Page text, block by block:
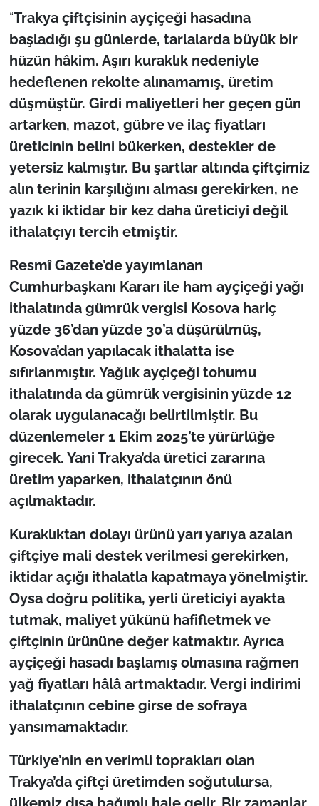
“Trakya çiftçisinin ayçiçeği hasadına
başladığı şu günlerde, tarlalarda büyük bir
hüzün hâkim. Aşırı kuraklık nedeniyle
hedeflenen rekolte alınamamış, üretim
düşmüştür. Girdi maliyetleri her geçen gün
artarken, mazot, gübre ve ilaç fiyatları
üreticinin belini bükerken, destekler de
yetersiz kalmıştır. Bu şartlar altında çiftçimiz
alın terinin karşılığını alması gerekirken, ne
yazık ki iktidar bir kez daha üreticiyi değil
ithalatçıyı tercih etmiştir.
Resmî Gazete’de yayımlanan
Cumhurbaşkanı Kararı ile ham ayçiçeği yağı
ithalatında gümrük vergisi Kosova hariç
yüzde 36’dan yüzde 30’a düşürülmüş,
Kosova’dan yapılacak ithalatta ise
sıfırlanmıştır. Yağlık ayçiçeği tohumu
ithalatında da gümrük vergisinin yüzde 12
olarak uygulanacağı belirtilmiştir. Bu
düzenlemeler 1 Ekim 2025’te yürürlüğe
girecek. Yani Trakya’da üretici zararına
üretim yaparken, ithalatçının önü
açılmaktadır.
Kuraklıktan dolayı ürünü yarı yarıya azalan
çiftçiye mali destek verilmesi gerekirken,
iktidar açığı ithalatla kapatmaya yönelmiştir.
Oysa doğru politika, yerli üreticiyi ayakta
tutmak, maliyet yükünü hafifletmek ve
çiftçinin ürününe değer katmaktır. Ayrıca
ayçiçeği hasadı başlamış olmasına rağmen
yağ fiyatları hâlâ artmaktadır. Vergi indirimi
ithalatçının cebine girse de sofraya
yansımamaktadır.
Türkiye’nin en verimli toprakları olan
Trakya’da çiftçi üretimden soğutulursa,
Genel-A
Gündem-Eğitim